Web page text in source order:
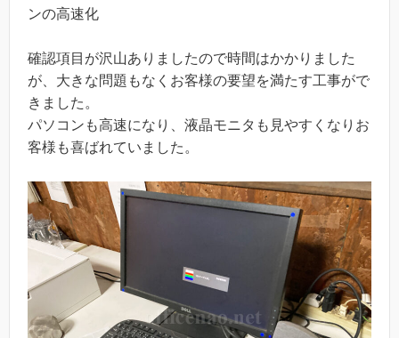
ンの高速化
確認項目が沢山ありましたので時間はかかりました
が、大きな問題もなくお客様の要望を満たす工事がで
きました。
パソコンも高速になり、液晶モニタも見やすくなりお
客様も喜ばれていました。